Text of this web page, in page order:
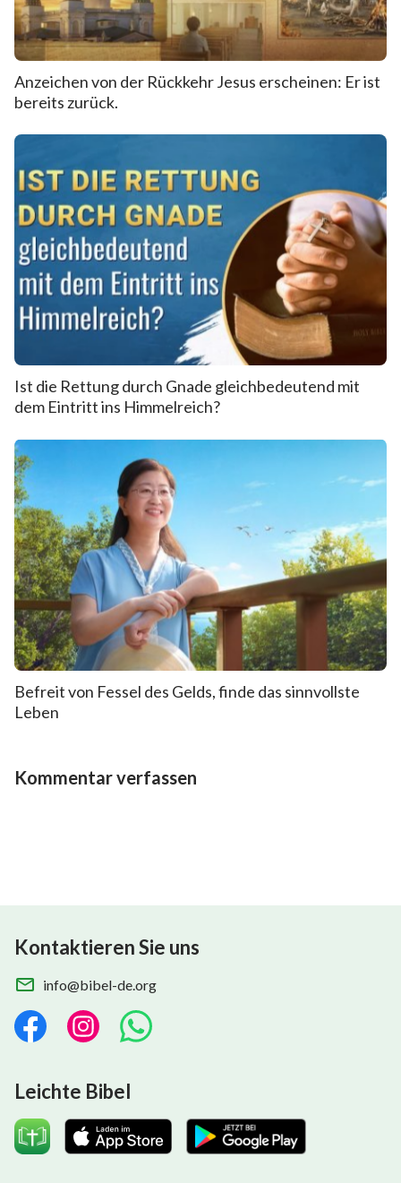
Anzeichen von der Rückkehr Jesus erscheinen: Er ist
bereits zurück.
Ist die Rettung durch Gnade gleichbedeutend mit
dem Eintritt ins Himmelreich?
Befreit von Fessel des Gelds, finde das sinnvollste
Leben
Kommentar verfassen
Kontaktieren Sie uns
info@bibel-de.org
Leichte Bibel